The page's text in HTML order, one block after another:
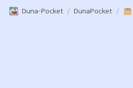
Duna-Pocket / DunaPocket /